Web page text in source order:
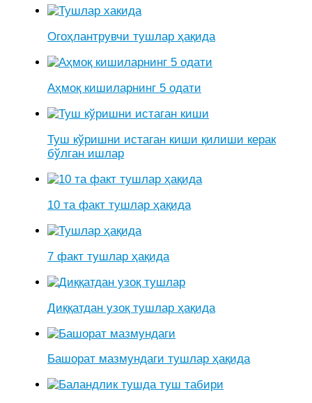
Огоҳлантрувчи тушлар ҳақида
Аҳмоқ кишиларнинг 5 одати
Туш кўришни истаган киши қилиши керак
бўлган ишлар
10 та факт тушлар ҳақида
7 факт тушлар ҳақида
Диққатдан узоқ тушлар ҳақида
Башорат мазмундаги тушлар ҳақида